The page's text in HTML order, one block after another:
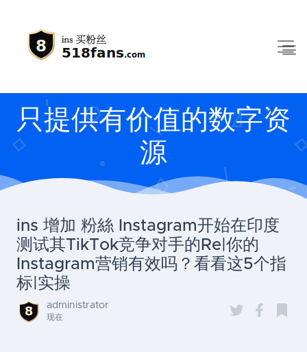
只提供有价值的数字资
源
ins 增加 粉絲 Instagram开始在印度
测试其TikTok竞争对手的Re|你的
Instagram营销有效吗？看看这5个指
标|实操
administrator
现在